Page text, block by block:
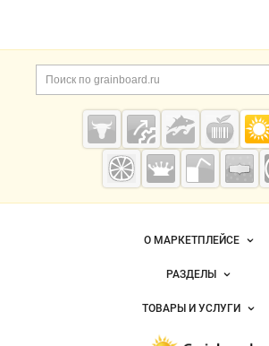
Дополнительная
Поиск
Cсылки на полезные
—
мука
Важные разделы и контакты
Навигация по сайтуО МАРКЕТПЛЕЙСЕ
Новости Grainboard.ru
Размещение рекламы
Публичная оферта
РАЗДЕЛЫ
Объявления
ТОВАРЫ И УСЛУГИ